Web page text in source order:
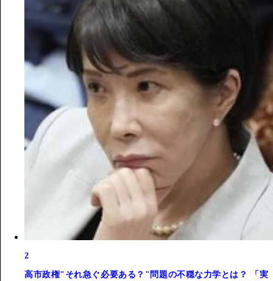
2
高市政権"それ急ぐ必要ある？"問題の不穏な力学とは？ 「実